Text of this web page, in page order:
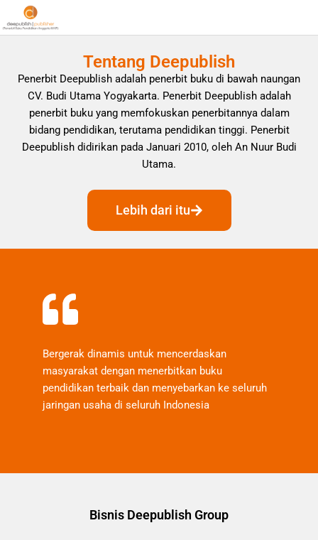
Tentang Deepublish
Penerbit Deepublish adalah penerbit buku di bawah naungan
CV. Budi Utama Yogyakarta. Penerbit Deepublish adalah
penerbit buku yang memfokuskan penerbitannya dalam
bidang pendidikan, terutama pendidikan tinggi. Penerbit
Deepublish didirikan pada Januari 2010, oleh An Nuur Budi
Utama.
Lebih dari itu
Bergerak dinamis untuk mencerdaskan
masyarakat dengan menerbitkan buku
pendidikan terbaik dan menyebarkan ke seluruh
jaringan usaha di seluruh Indonesia
Bisnis Deepublish Group